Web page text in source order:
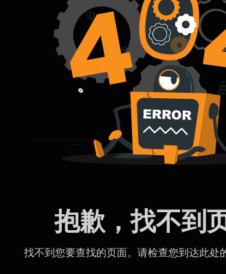
抱歉，找不到
找不到您要查找的页面。请检查您到达此处